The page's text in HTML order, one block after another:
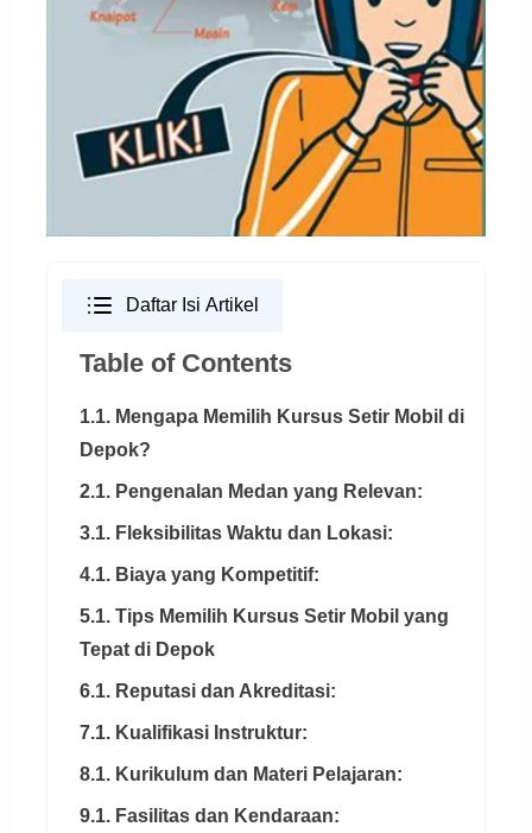
Daftar Isi Artikel
Table of Contents
1.1. Mengapa Memilih Kursus Setir Mobil di
Depok?
2.1. Pengenalan Medan yang Relevan:
3.1. Fleksibilitas Waktu dan Lokasi:
4.1. Biaya yang Kompetitif:
5.1. Tips Memilih Kursus Setir Mobil yang
Tepat di Depok
6.1. Reputasi dan Akreditasi:
7.1. Kualifikasi Instruktur:
8.1. Kurikulum dan Materi Pelajaran:
9.1. Fasilitas dan Kendaraan: